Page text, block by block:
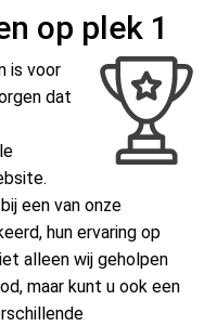
op plek 1
is voor
dat
een van onze
hun ervaring op
alleen wij geholpen
maar kunt u ook een